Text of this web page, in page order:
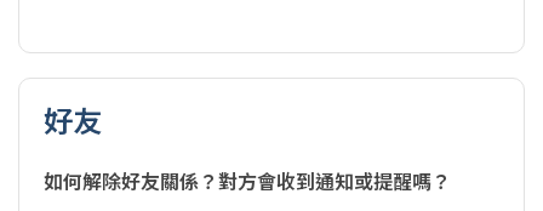
好友
如何解除好友關係？對方會收到通知或提醒嗎？